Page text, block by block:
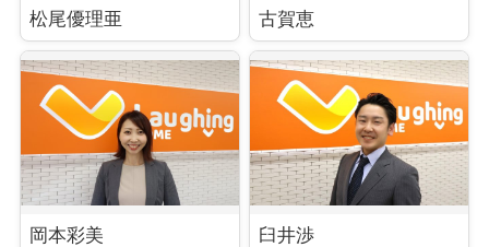
松尾優理亜 古賀恵
岡本彩美 臼井渉